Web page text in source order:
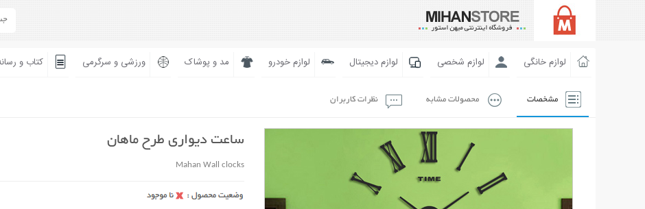
لوازم خانگی لوازم شخصی لوازم دیجیتال لوازم خودرو مد و پوشاک ورزشی و سرگرمی کتاب و
مشخصات محصولات مشابه نظرات کاربران
ساعت دیواری طرح ماهان
Mahan Wall clocks